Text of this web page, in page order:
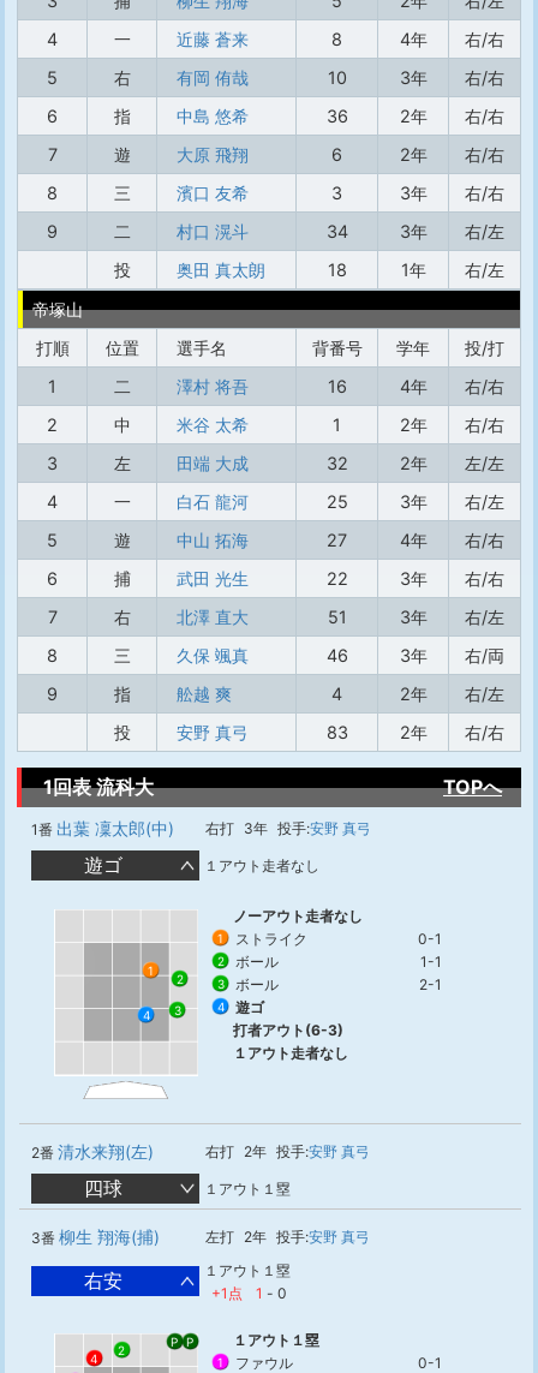
4
一 近藤 蒼来 8 4年
右/右
5
右 有岡 侑哉 10 3年
右/右
6
指 中島 悠希 36 2年
右/右
7
遊 大原 飛翔 6 2年
右/右
8
三 濱口 友希 3 3年
右/右
9
二 村口 滉斗 34 3年
右/左
投
奥田 真太朗 18 1年
右/左
帝塚山
打順
位置 選手名 背番号 学年
投/打
1
二 澤村 将吾 16 4年
右/右
2
中 米谷 太希 1 2年
右/右
3
左 田端 大成 32 2年
左/左
4
一 白石 龍河 25 3年
右/左
5
遊 中山 拓海 27 4年
右/右
6
捕 武田 光生 22 3年
右/右
7
右 北澤 直大 51 3年
右/左
8
三 久保 颯真 46 3年
右/両
9
指 舩越 爽 4 2年
右/左
投
安野 真弓 83 2年 右/右
1回表 流科大 TOPへ
1番 出葉 凜太郎(中) 右打 3年 投手:安野 真弓
遊ゴ １アウト走者なし
1
2
3
4
ノーアウト走者なし
1 ストライク 0-1
2 ボール 1-1
3 ボール 2-1
4
遊ゴ
打者アウト(6-3)
１アウト走者なし
2番 清水来翔(左) 右打 2年 投手:安野 真弓
四球 １アウト１塁
3番 柳生 翔海(捕) 左打 2年 投手:安野 真弓
右安
１アウト１塁
+1点
1 - 0
P
2
P
4
１アウト１塁
1 ファウル 0-1